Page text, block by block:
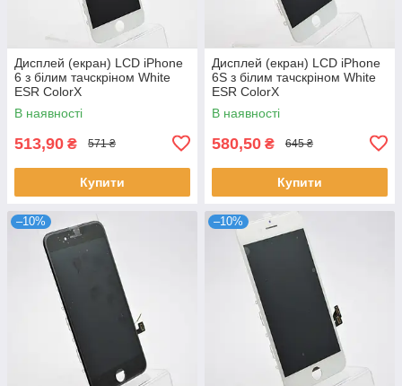
Дисплей (екран) LCD iPhone
6 з білим тачскріном White
ESR ColorX
В наявності
513,90 ₴ 571 ₴
Купити
Дисплей (екран) LCD iPhone
6S з білим тачскріном White
ESR ColorX
В наявності
580,50 ₴ 645 ₴
Купити
–10% –10%